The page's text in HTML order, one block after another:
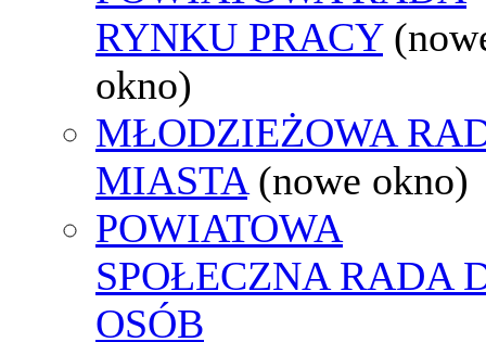
RYNKU PRACY
okno)
MŁODZIEŻOWA
MIASTA (nowe okno)
POWIATOWA
SPOŁECZNA RADA
OSÓB